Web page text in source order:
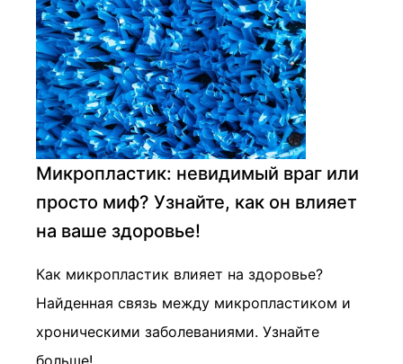
Микропластик: невидимый враг или
просто миф? Узнайте, как он влияет
на ваше здоровье!
Как микропластик влияет на здоровье?
Найденная связь между микропластиком и
хроническими заболеваниями. Узнайте
больше!